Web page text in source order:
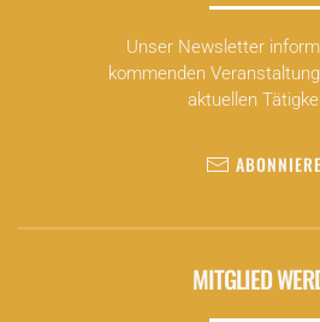
Unser Newsletter
kommenden
aktuellen
MITGLIED